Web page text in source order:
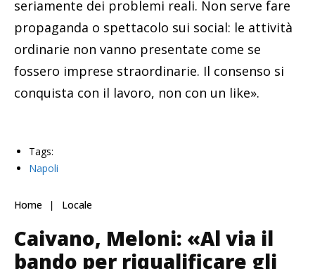
seriamente dei problemi reali. Non serve fare
propaganda o spettacolo sui social: le attività
ordinarie non vanno presentate come se
fossero imprese straordinarie. Il consenso si
conquista con il lavoro, non con un like».
Tags:
Napoli
Home Locale
Caivano, Meloni: «Al via il
bando per riqualificare gli